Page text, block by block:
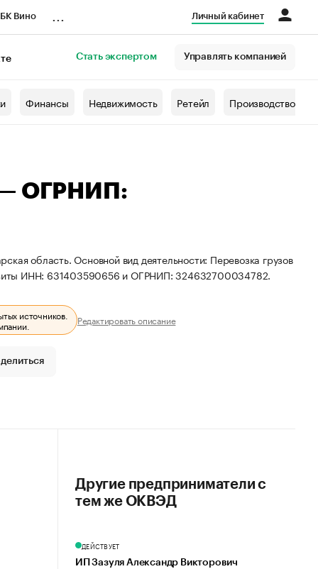
Вино Личный кабинет
Стать экспертом Управлять компанией
Финансы Недвижимость Ретейл Производство
— ОГРНИП:
область. Основной вид деятельности: Перевозка грузов
ИНН: 631403590656 и ОГРНИП: 324632700034782.
источников.
Редактировать описание
Другие предприниматели с
тем же ОКВЭД
ДЕЙСТВУЕТ
ИП Зазуля Александр Викторович